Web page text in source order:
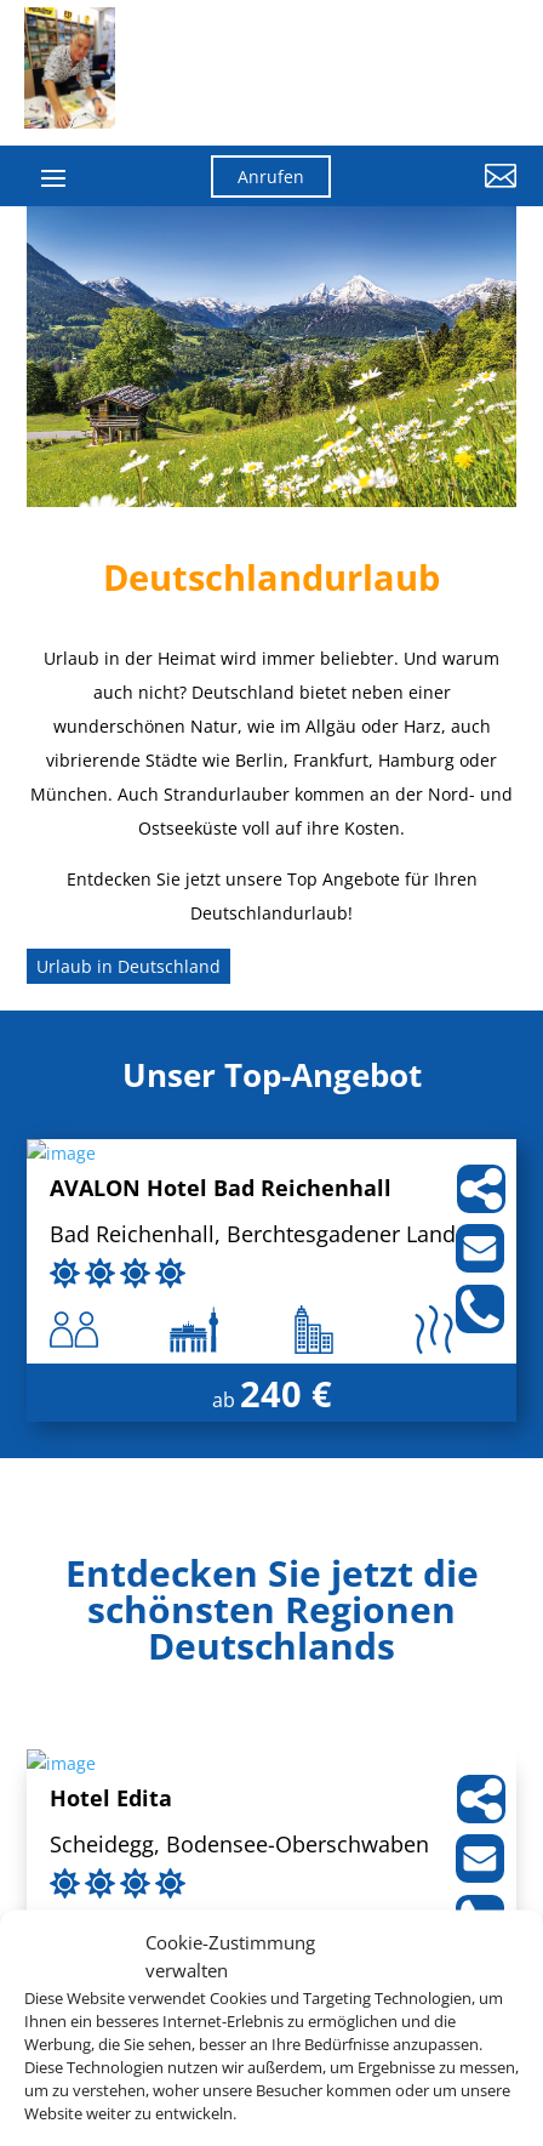
Cookie-Zustimmung
verwalten
Diese Website verwendet Cookies und Targeting Technologien, um
Ihnen ein besseres Internet-Erlebnis zu ermöglichen und die
Werbung, die Sie sehen, besser an Ihre Bedürfnisse anzupassen.
Diese Technologien nutzen wir außerdem, um Ergebnisse zu messen,
um zu verstehen, woher unsere Besucher kommen oder um unsere
Website weiter zu entwickeln.
Anrufen 
Deutschlandurlaub
Urlaub in der Heimat wird immer beliebter. Und warum
auch nicht? Deutschland bietet neben einer
wunderschönen Natur, wie im Allgäu oder Harz, auch
vibrierende Städte wie Berlin, Frankfurt, Hamburg oder
München. Auch Strandurlauber kommen an der Nord- und
Ostseeküste voll auf ihre Kosten.
Entdecken Sie jetzt unsere Top Angebote für Ihren
Deutschlandurlaub!
Urlaub in Deutschland
Unser Top-Angebot
AVALON Hotel Bad Reichenhall
Bad Reichenhall, Berchtesgadener Land
ab 240 €
Entdecken Sie jetzt die
schönsten Regionen
Deutschlands
Hotel Edita
Scheidegg, Bodensee-Oberschwaben
ab 444 €
Wieshof